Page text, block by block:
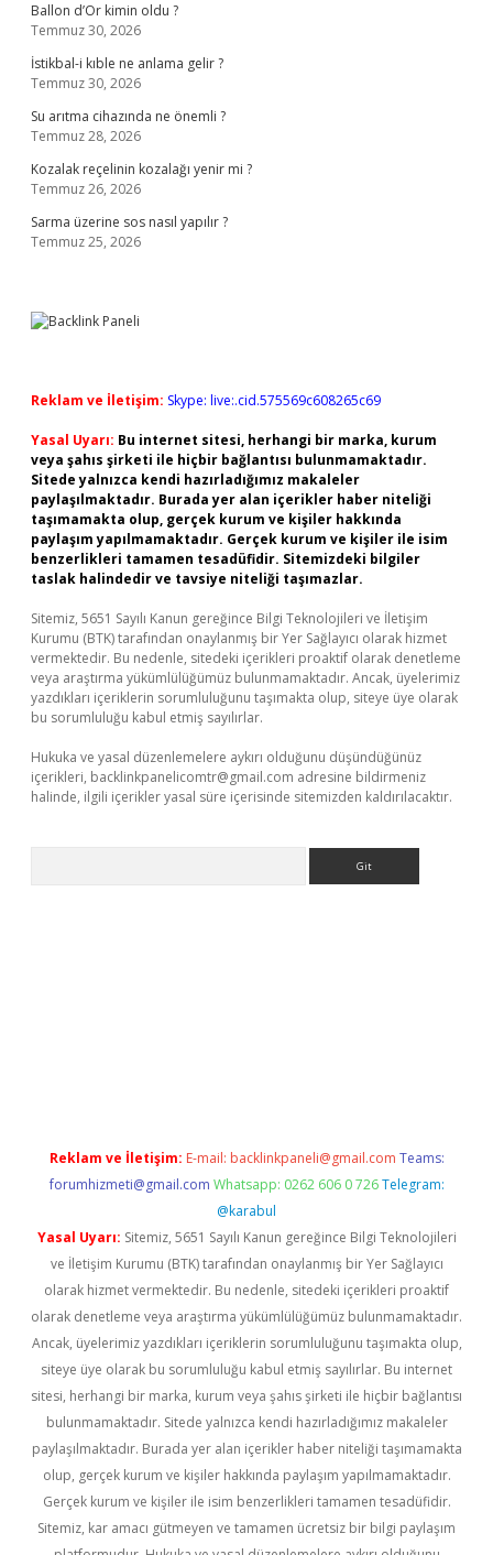
Ballon d’Or kimin oldu ?
Temmuz 30, 2026
İstikbal-i kıble ne anlama gelir ?
Temmuz 30, 2026
Su arıtma cihazında ne önemli ?
Temmuz 28, 2026
Kozalak reçelinin kozalağı yenir mi ?
Temmuz 26, 2026
Sarma üzerine sos nasıl yapılır ?
Temmuz 25, 2026
Reklam ve İletişim: Skype: live:.cid.575569c608265c69
Yasal Uyarı: Bu internet sitesi, herhangi bir marka, kurum
veya şahıs şirketi ile hiçbir bağlantısı bulunmamaktadır.
Sitede yalnızca kendi hazırladığımız makaleler
paylaşılmaktadır. Burada yer alan içerikler haber niteliği
taşımamakta olup, gerçek kurum ve kişiler hakkında
paylaşım yapılmamaktadır. Gerçek kurum ve kişiler ile isim
benzerlikleri tamamen tesadüfidir. Sitemizdeki bilgiler
taslak halindedir ve tavsiye niteliği taşımazlar.
Sitemiz, 5651 Sayılı Kanun gereğince Bilgi Teknolojileri ve İletişim
Kurumu (BTK) tarafından onaylanmış bir Yer Sağlayıcı olarak hizmet
vermektedir. Bu nedenle, sitedeki içerikleri proaktif olarak denetleme
veya araştırma yükümlülüğümüz bulunmamaktadır. Ancak, üyelerimiz
yazdıkları içeriklerin sorumluluğunu taşımakta olup, siteye üye olarak
bu sorumluluğu kabul etmiş sayılırlar.
Hukuka ve yasal düzenlemelere aykırı olduğunu düşündüğünüz
içerikleri, backlinkpanelicomtr@gmail.com adresine bildirmeniz
halinde, ilgili içerikler yasal süre içerisinde sitemizden kaldırılacaktır.
Reklam ve İletişim: E-mail: backlinkpaneli@gmail.com Teams:
forumhizmeti@gmail.com Whatsapp: 0262 606 0 726 Telegram:
@karabul
Yasal Uyarı: Sitemiz, 5651 Sayılı Kanun gereğince Bilgi Teknolojileri
ve İletişim Kurumu (BTK) tarafından onaylanmış bir Yer Sağlayıcı
olarak hizmet vermektedir. Bu nedenle, sitedeki içerikleri proaktif
olarak denetleme veya araştırma yükümlülüğümüz bulunmamaktadır.
Ancak, üyelerimiz yazdıkları içeriklerin sorumluluğunu taşımakta olup,
siteye üye olarak bu sorumluluğu kabul etmiş sayılırlar. Bu internet
sitesi, herhangi bir marka, kurum veya şahıs şirketi ile hiçbir bağlantısı
bulunmamaktadır. Sitede yalnızca kendi hazırladığımız makaleler
paylaşılmaktadır. Burada yer alan içerikler haber niteliği taşımamakta
olup, gerçek kurum ve kişiler hakkında paylaşım yapılmamaktadır.
Gerçek kurum ve kişiler ile isim benzerlikleri tamamen tesadüfidir.
Sitemiz, kar amacı gütmeyen ve tamamen ücretsiz bir bilgi paylaşım